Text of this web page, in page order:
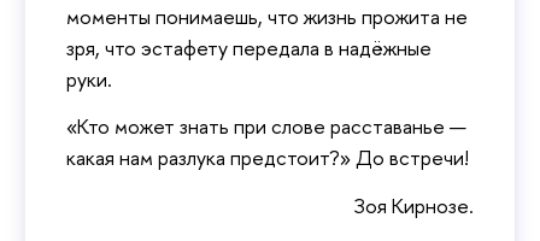
моменты понимаешь, что жизнь прожита не
зря, что эстафету передала в надёжные
руки.
«Кто может знать при слове расставанье —
какая нам разлука предстоит?» До встречи!
Зоя Кирнозе.